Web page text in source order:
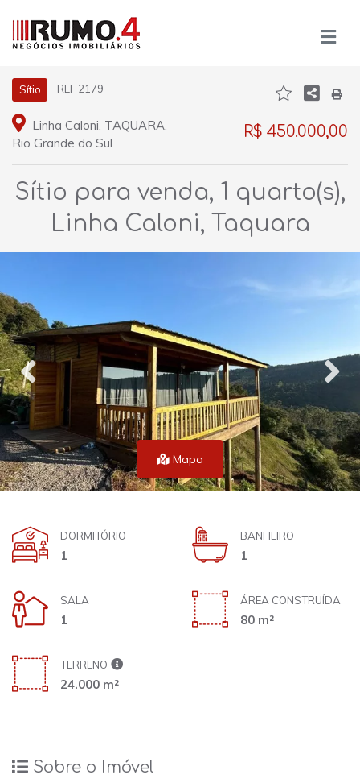
Sítio REF 2179
Linha Caloni, TAQUARA,
Rio Grande do Sul
R$ 450.000,00
Sítio para venda, 1 quarto(s),
Linha Caloni, Taquara
Mapa
DORMITÓRIO
1
BANHEIRO
1
SALA
1
ÁREA CONSTRUÍDA
80 m²
TERRENO
24.000 m²
Sobre o Imóvel